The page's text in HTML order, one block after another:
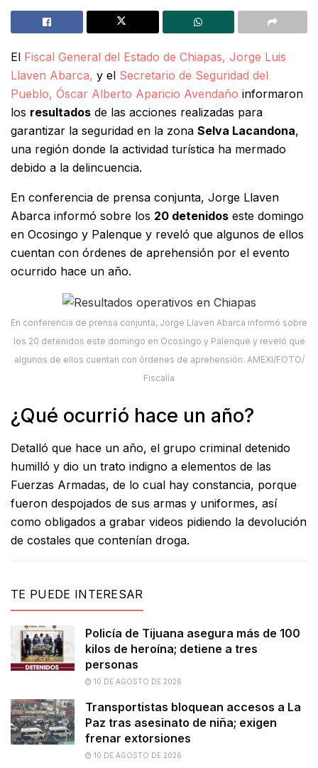
El Fiscal General del Estado de Chiapas, Jorge Luis
Llaven Abarca, y el Secretario de Seguridad del
Pueblo, Óscar Alberto Aparicio Avendaño informaron
los resultados de las acciones realizadas para
garantizar la seguridad en la zona Selva Lacandona,
una región donde la actividad turística ha mermado
debido a la delincuencia.
En conferencia de prensa conjunta, Jorge Llaven
Abarca informó sobre los 20 detenidos este domingo
en Ocosingo y Palenque y reveló que algunos de ellos
cuentan con órdenes de aprehensión por el evento
ocurrido hace un año.
En conferencia de prensa conjunta, Jorge Llaven Abarca informó sobre
los 20 detenidos este domingo en Ocosingo y Palenque y reveló que
algunos de ellos cuentan con órdenes de aprehensión. AMEXI/FOTO/
Fiscalía
¿Qué ocurrió hace un año?
Detalló que hace un año, el grupo criminal detenido
humilló y dio un trato indigno a elementos de las
Fuerzas Armadas, de lo cual hay constancia, porque
fueron despojados de sus armas y uniformes, así
como obligados a grabar videos pidiendo la devolución
de costales que contenían droga.
TE PUEDE INTERESAR
Policía de Tijuana asegura más de 100
kilos de heroína; detiene a tres
personas
10 DE AGOSTO DE 2026
Transportistas bloquean accesos a La
Paz tras asesinato de niña; exigen
frenar extorsiones
10 DE AGOSTO DE 2026